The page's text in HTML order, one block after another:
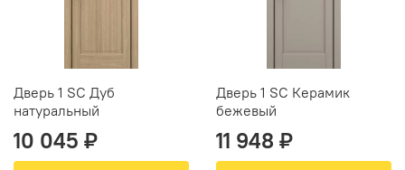
Дверь 1 SC Дуб
натуральный
10 045 ₽
Дверь 1 SC Керамик
бежевый
11 948 ₽